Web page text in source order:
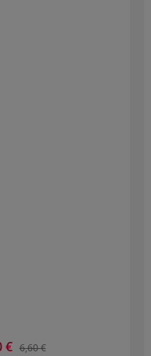
€ Regulärer Preis:
6,60 €